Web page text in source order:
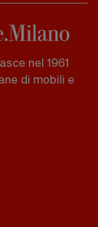
nel 1961
di mobili e